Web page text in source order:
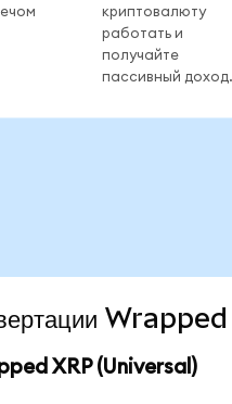
криптовалюту
работать и
получайте
пассивный доход.
XRP (Universal)